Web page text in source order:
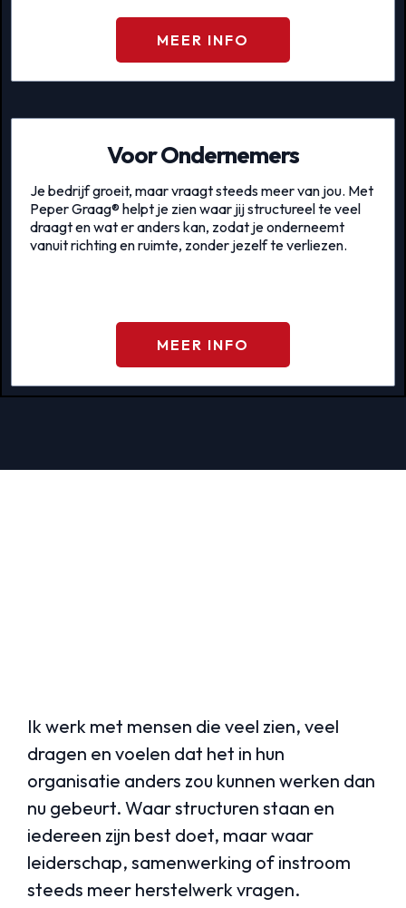
MEER INFO
Voor Ondernemers
Je bedrijf groeit, maar vraagt steeds meer van jou. Met
Peper Graag® helpt je zien waar jij structureel te veel
draagt en wat er anders kan, zodat je onderneemt
vanuit richting en ruimte, zonder jezelf te verliezen.
MEER INFO
Ik werk met mensen die veel zien, veel
dragen en voelen dat het in hun
organisatie anders zou kunnen werken dan
nu gebeurt. Waar structuren staan en
iedereen zijn best doet, maar waar
leiderschap, samenwerking of instroom
steeds meer herstelwerk vragen.